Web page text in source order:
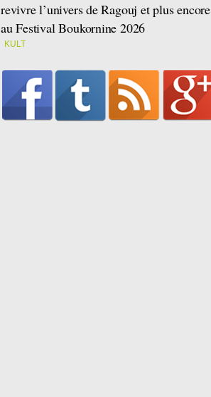
revivre l’univers de Ragouj et plus encore
au Festival Boukornine 2026
KULT